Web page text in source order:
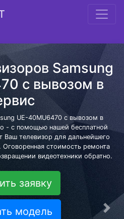
Samsung
с вывозом в
UE-40MU6470 с вывозом в
- с помощью нашей бесплатной
Ваш телевизор для дальнейшего
Оговоренная стоимость ремонта
видеотехники обратно.
заявку
модель